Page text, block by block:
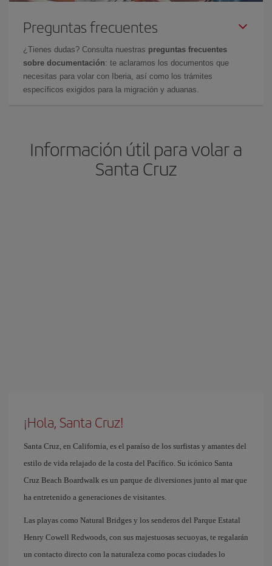
Preguntas frecuentes
¿Tienes dudas? Consulta nuestras preguntas frecuentes
sobre documentación: te aclaramos los documentos que
necesitas para volar con Iberia, así como los trámites
específicos exigidos para la migración y aduanas.
Información útil para volar a
Santa Cruz
¡Hola, Santa Cruz!
Santa Cruz, en California, es el paraíso de los surfistas y amantes del
estilo de vida relajado de la costa del Pacífico. Su icónico Santa
Cruz Beach Boardwalk es un parque de diversiones junto al mar que
ha entretenido a generaciones de visitantes.
Las playas como Natural Bridges y los senderos del Parque Estatal
Henry Cowell Redwoods, con sus majestuosas secuoyas, te regalarán
un contacto directo con la naturaleza como pocas ciudades lo